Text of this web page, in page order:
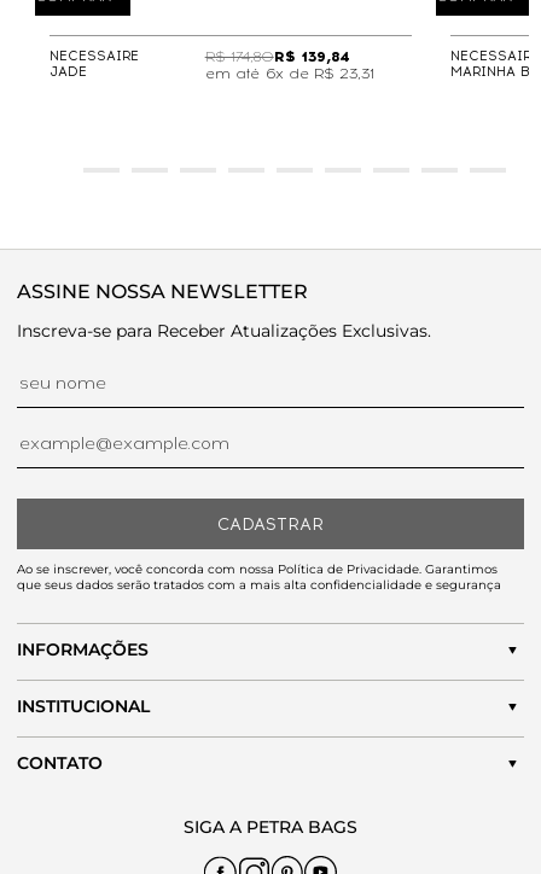
NECESSAIRE
JADE
R$ 174,80R$ 139,84
6x de R$ 23,31
MARINHA
ASSINE NOSSA NEWSLETTER
Inscreva-se para Receber Atualizações Exclusivas.
CADASTRAR
Ao se inscrever, você concorda com nossa Política de Privacidade. Garantimos
que seus dados serão tratados com a mais alta confidencialidade e segurança
INFORMAÇÕES
INSTITUCIONAL
CONTATO